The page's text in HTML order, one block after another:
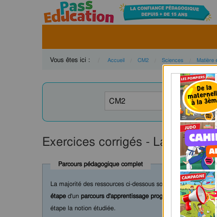
Vous êtes ici : Accueil CM2 Sciences Matière
Exercices corrigés - La matière
Parcours pédagogique complet
La majorité des ressources ci-dessous sont intégrées dans
étape d'un parcours d'apprentissage progressif
comprenant
étape la notion étudiée.